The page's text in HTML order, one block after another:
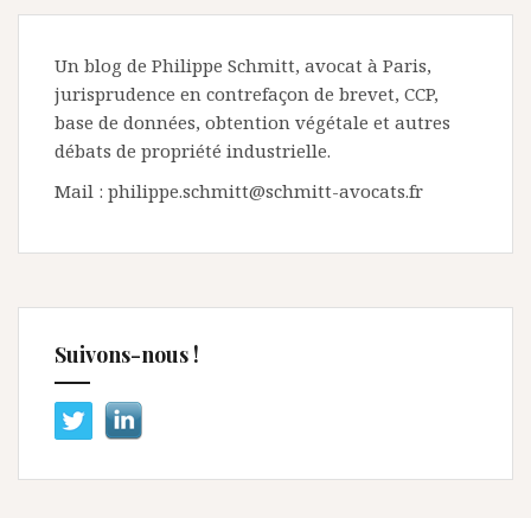
Un blog de Philippe Schmitt, avocat à Paris,
jurisprudence en contrefaçon de brevet, CCP,
base de données, obtention végétale et autres
débats de propriété industrielle.
Mail : philippe.schmitt@schmitt-avocats.fr
Suivons-nous !